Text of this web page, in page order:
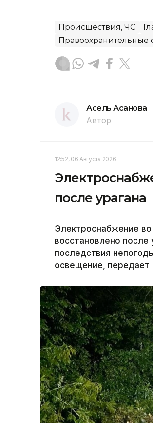
Происшествия, ЧС
Правоохранительные
Асель Асанова
Автор
12:52, 06 Августа 2026
после урагана
Электроснабжение
восстановлено
последствия
освещение, передает